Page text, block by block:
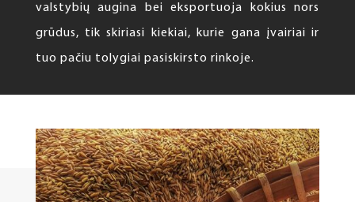
valstybių augina bei eksportuoja kokius nors
grūdus, tik skiriasi kiekiai, kurie gana įvairiai ir
tuo pačiu tolygiai pasiskirsto rinkoje.